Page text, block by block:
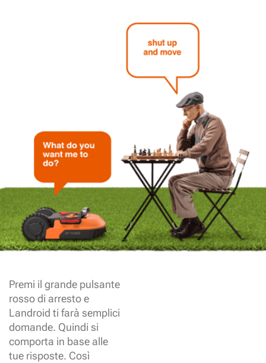
Premi il grande pulsante
rosso di arresto e
Landroid ti farà semplici
domande. Quindi si
comporta in base alle
tue risposte. Così